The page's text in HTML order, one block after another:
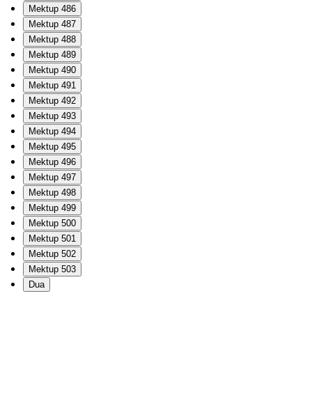
Mektup 486
Mektup 487
Mektup 488
Mektup 489
Mektup 490
Mektup 491
Mektup 492
Mektup 493
Mektup 494
Mektup 495
Mektup 496
Mektup 497
Mektup 498
Mektup 499
Mektup 500
Mektup 501
Mektup 502
Mektup 503
Dua